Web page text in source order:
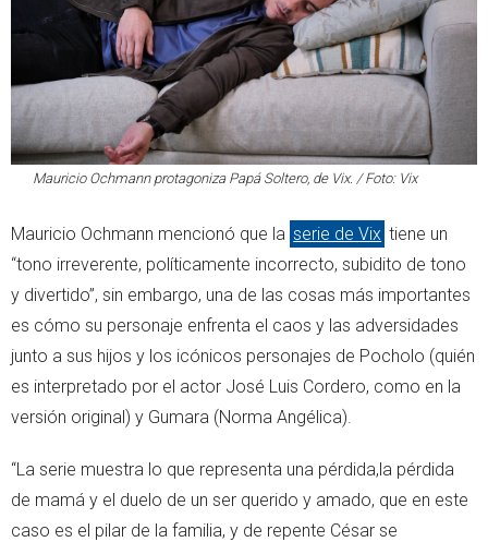
Mauricio Ochmann protagoniza Papá Soltero, de Vix. / Foto: Vix
Mauricio Ochmann mencionó que la serie de Vix tiene un
“tono irreverente, políticamente incorrecto, subidito de tono
y divertido”, sin embargo, una de las cosas más importantes
es cómo su personaje enfrenta el caos y las adversidades
junto a sus hijos y los icónicos personajes de Pocholo (quién
es interpretado por el actor José Luis Cordero, como en la
versión original) y Gumara (Norma Angélica).
“La serie muestra lo que representa una pérdida,la pérdida
de mamá y el duelo de un ser querido y amado, que en este
caso es el pilar de la familia, y de repente César se